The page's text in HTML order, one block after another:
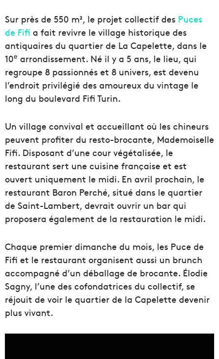
Sur près de 550 m², le projet collectif des Puces
de Fifi a fait revivre le village historique des
antiquaires du quartier de La Capelette, dans le
10e arrondissement. Né il y a 5 ans, le lieu, qui
regroupe 8 passionnés et 8 univers, est devenu
l’endroit privilégié des amoureux du vintage le
long du boulevard Fifi Turin.
Un village convival et accueillant où les chineurs
peuvent profiter du resto-brocante, Mademoiselle
Fifi. Disposant d’une cour végétalisée, le
restaurant sert une cuisine française et est
ouvert uniquement le midi. En avril prochain, le
restaurant Baron Perché, situé dans le quartier
de Saint-Lambert, devrait ouvrir un bar qui
proposera également de la restauration le midi.
Chaque premier dimanche du mois, les Puce de
Fifi et le restaurant organisent aussi un brunch
accompagné d’un déballage de brocante. Élodie
Sagny, l’une des cofondatrices du collectif, se
réjouit de voir le quartier de la Capelette devenir
plus vivant.